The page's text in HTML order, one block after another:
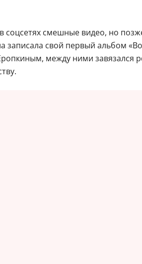
соцсетях смешные видео, но
свой первый альбом
между ними завязался